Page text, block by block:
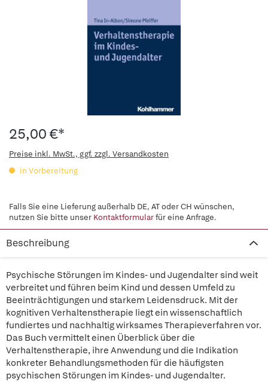
25,00 €*
Preise inkl. MwSt., ggf. zzgl. Versandkosten
in Vorbereitung
Falls Sie eine Lieferung außerhalb DE, AT oder CH wünschen,
nutzen Sie bitte unser Kontaktformularfür eine Anfrage.
Beschreibung
Psychische Störungen im Kindes- und Jugendalter sind weit
verbreitet und führen beim Kind und dessen Umfeld zu
Beeinträchtigungen und starkem Leidensdruck. Mit der
kognitiven Verhaltenstherapie liegt ein wissenschaftlich
fundiertes und nachhaltig wirksames Therapieverfahren vor.
Das Buch vermittelt einen Überblick über die
Verhaltenstherapie, ihre Anwendung und die Indikation
konkreter Behandlungsmethoden für die häufigsten
psychischen Störungen im Kindes- und Jugendalter.